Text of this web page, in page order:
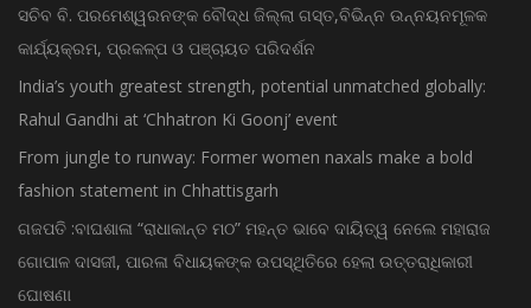
ସଚିବ ବି. ପରମେଶ୍ୱରନଙ୍କ ବୌଦ୍ଧ ଜିଲ୍ଲା ଗସ୍ତ,ବିଭିନ୍ନ ଉନ୍ନୟନମୂଳକ
କାର୍ଯ୍ୟକ୍ରମ, ପ୍ରକଳ୍ପ ଓ ପଞ୍ଚାୟତ ପରିଦର୍ଶନ
India’s youth greatest strength, potential unmatched globally:
Rahul Gandhi at ‘Chhatron Ki Goonj’ event
From jungle to runway: Former women naxals make a bold
fashion statement in Chhattisgarh
ଗଜପତି :ବାଘଶାଳା “ରାଧାକାନ୍ତ ମଠ” ମହନ୍ତ ଭାବେ ଦାୟିତ୍ୱ ନେଲେ ମହାରାଜ
ଗୋପାଳ ଦାସଜୀ, ପାରଳା ବିଧାୟକଙ୍କ ଉପସ୍ଥିତିରେ ହେଲା ଉତ୍ତରାଧିକାରୀ
ଘୋଷଣା